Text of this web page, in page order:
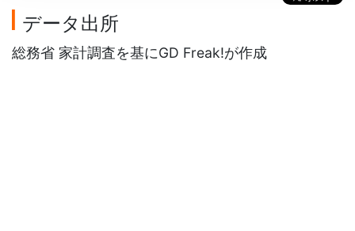
データ出所
総務省 家計調査を基にGD Freak!が作成